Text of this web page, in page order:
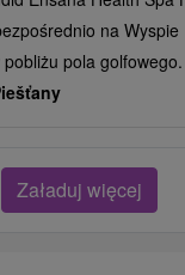
na Wyspie
pola
Załaduj więcej